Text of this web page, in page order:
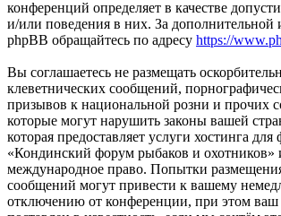
конференций определяет в качестве
и/или поведения в них. За
phpBB обращайтесь по адресу https://
Вы соглашаетесь не размещать
клеветнических сообщений,
призывов к национальной розни и прочих
которые могут нарушить законы вашей
которая предоставляет услуги хостинга для
«Кондинский форум рыбаков и охотников»
международное право. Попытки
сообщений могут привести к вашему
отключению от конференции, при этом ваш